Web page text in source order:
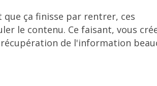
ça finisse par rentrer, ces
le contenu. Ce faisant, vous
de l'information